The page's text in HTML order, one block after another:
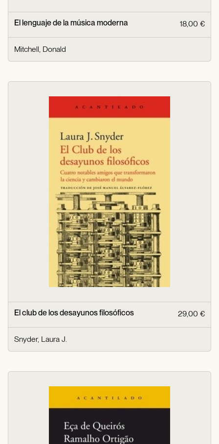
El lenguaje de la música moderna 18,00 €
Mitchell, Donald
El club de los desayunos filosóficos 29,00 €
Snyder, Laura J.